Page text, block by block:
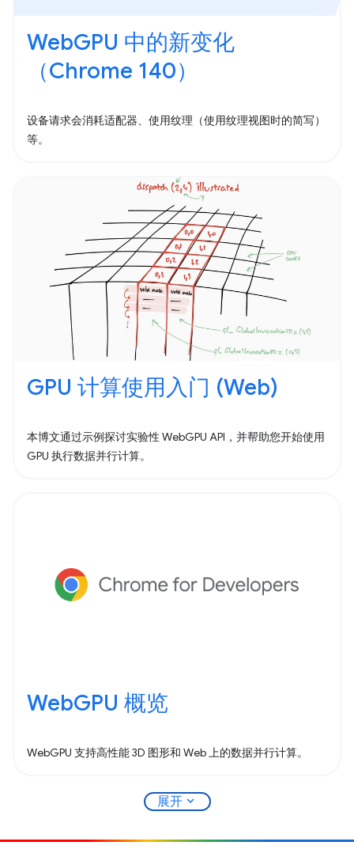
WebGPU 中的新变化
（Chrome 140）
设备请求会消耗适配器、使用纹理（使用纹理视图时的简写）
等。
GPU 计算使用入门 (Web)
本博文通过示例探讨实验性 WebGPU API，并帮助您开始使用
GPU 执行数据并行计算。
WebGPU 概览
WebGPU 支持高性能 3D 图形和 Web 上的数据并行计算。
展开 expand_more